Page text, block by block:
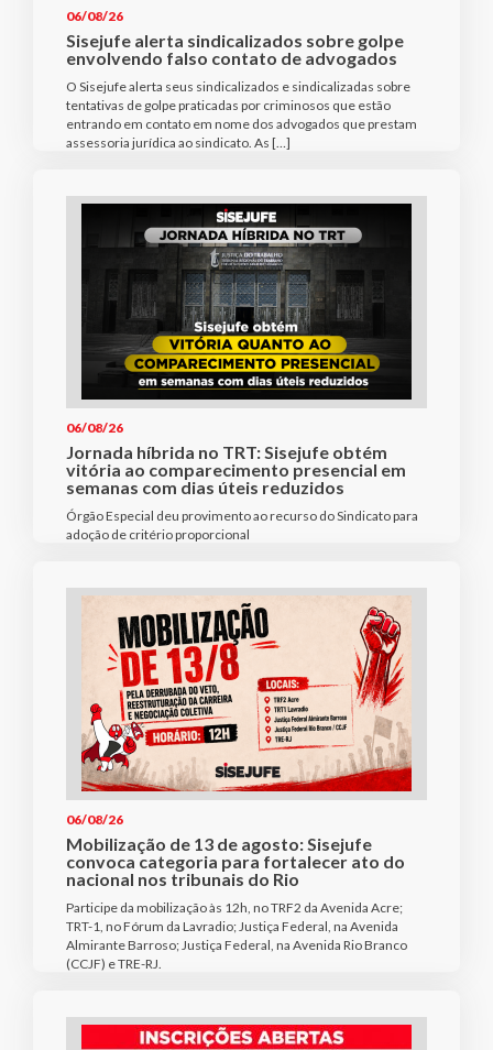
06/08/26
Sisejufe alerta sindicalizados sobre golpe
envolvendo falso contato de advogados
O Sisejufe alerta seus sindicalizados e sindicalizadas sobre
tentativas de golpe praticadas por criminosos que estão
entrando em contato em nome dos advogados que prestam
assessoria jurídica ao sindicato. As […]
06/08/26
Jornada híbrida no TRT: Sisejufe obtém
vitória ao comparecimento presencial em
semanas com dias úteis reduzidos
Órgão Especial deu provimento ao recurso do Sindicato para
adoção de critério proporcional
06/08/26
Mobilização de 13 de agosto: Sisejufe
convoca categoria para fortalecer ato do
nacional nos tribunais do Rio
Participe da mobilização às 12h, no TRF2 da Avenida Acre;
TRT-1, no Fórum da Lavradio; Justiça Federal, na Avenida
Almirante Barroso; Justiça Federal, na Avenida Rio Branco
(CCJF) e TRE-RJ.